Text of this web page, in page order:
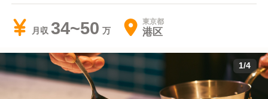
月収 34~50 東京都
港区
1/4